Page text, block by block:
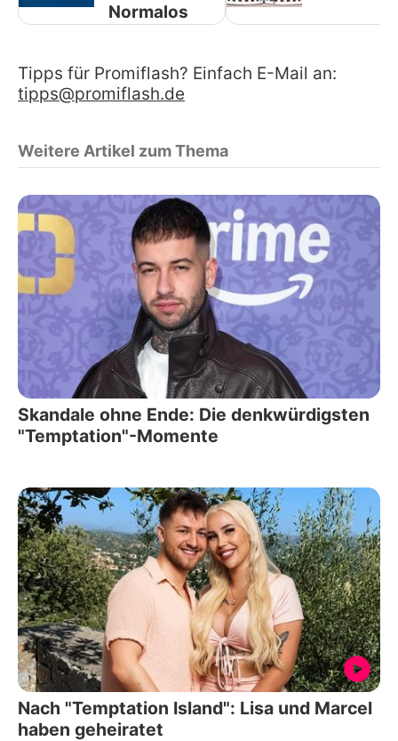
Normalos
Tipps für Promiflash? Einfach E-Mail an:
tipps@promiflash.de
Weitere Artikel zum Thema
Skandale ohne Ende: Die denkwürdigsten
"Temptation"-Momente
Nach "Temptation Island": Lisa und Marcel
haben geheiratet